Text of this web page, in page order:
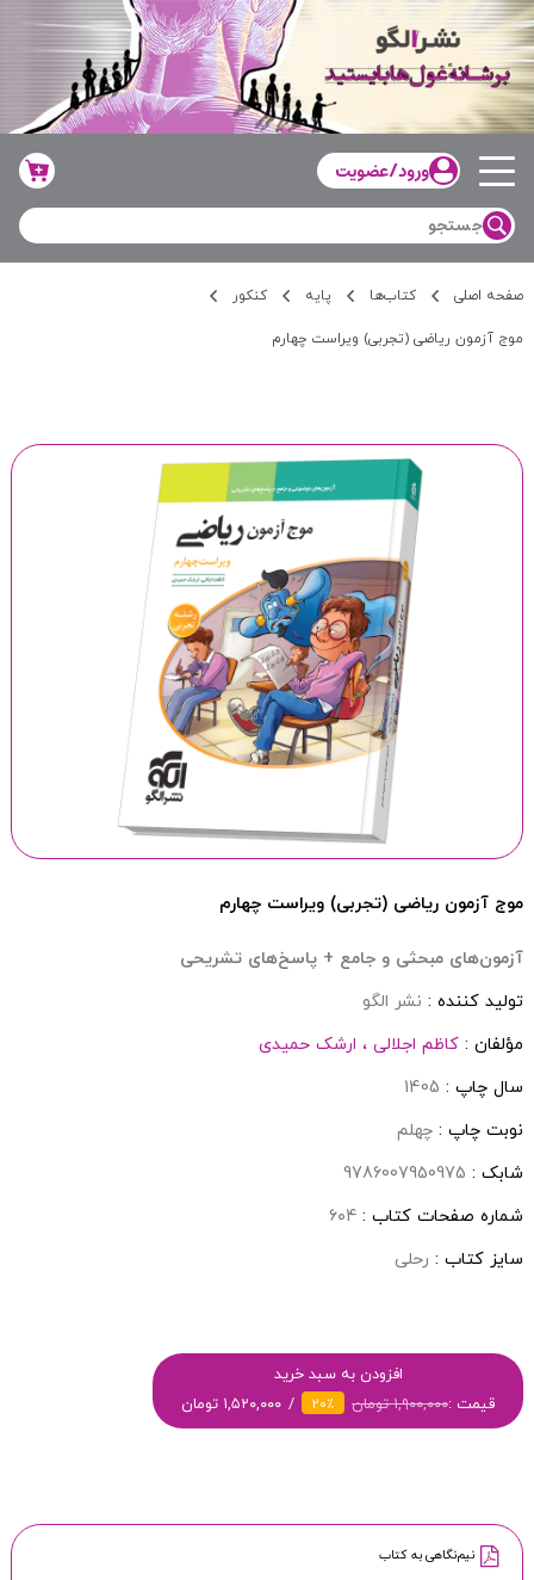
ورود/عضویت
صفحه اصلی کتاب‌ها پایه کنکور
موج آزمون ریاضی (تجربی) ویراست چهارم
موج آزمون ریاضی (تجربی) ویراست چهارم
آزمون‌های مبحثی و جامع + پاسخ‌های تشریحی
تولید کننده : نشر الگو
مؤلفان : کاظم اجلالی ، ارشک حمیدی
سال چاپ : 1405
نوبت چاپ : چهلم
شابک : 9786007950975
شماره صفحات کتاب : ۶۰۴
سایز کتاب : رحلی
افزودن به سبد خرید
قیمت :۱,۹۰۰,۰۰۰ تومان ۲۰٪ ۱,۵۲۰,۰۰۰ تومان
نیم‌نگاهی به کتاب